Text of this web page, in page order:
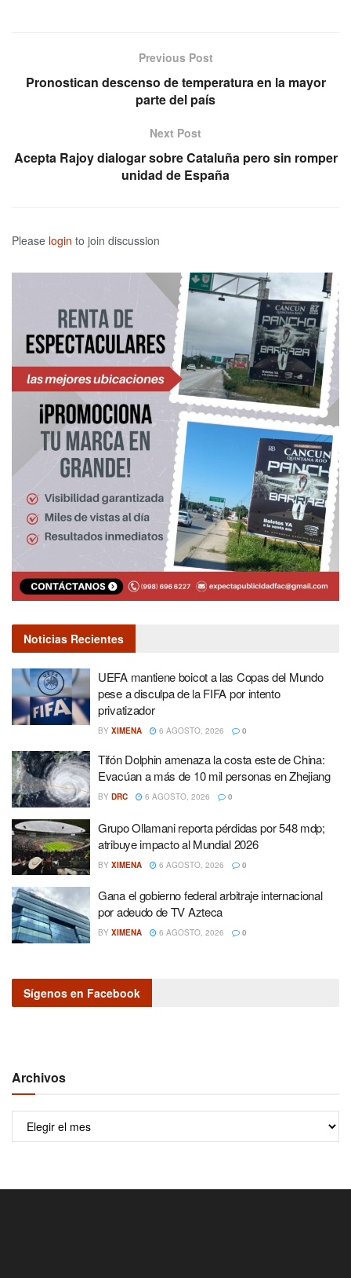
Previous Post
Pronostican descenso de temperatura en la mayor
parte del país
Next Post
Acepta Rajoy dialogar sobre Cataluña pero sin romper
unidad de España
Please login to join discussion
Noticias Recientes
UEFA mantiene boicot a las Copas del Mundo
pese a disculpa de la FIFA por intento
privatizador
BY XIMENA 6 AGOSTO, 2026 0
Tifón Dolphin amenaza la costa este de China:
Evacúan a más de 10 mil personas en Zhejiang
BY DRC 6 AGOSTO, 2026 0
Grupo Ollamani reporta pérdidas por 548 mdp;
atribuye impacto al Mundial 2026
BY XIMENA 6 AGOSTO, 2026 0
Gana el gobierno federal arbitraje internacional
por adeudo de TV Azteca
BY XIMENA 6 AGOSTO, 2026 0
Sígenos en Facebook
Archivos